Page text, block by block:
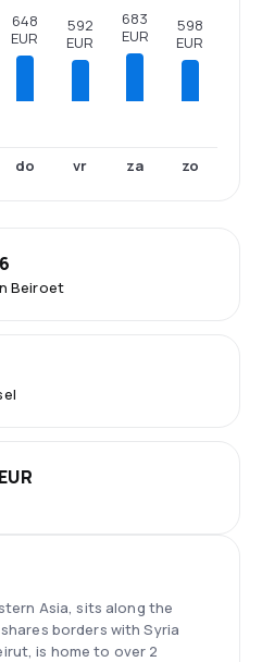
648
EUR
do
592
EUR
vr
683
EUR
za
598
EUR
zo
Beiroet
Asia, sits along the
borders with Syria
is home to over 2